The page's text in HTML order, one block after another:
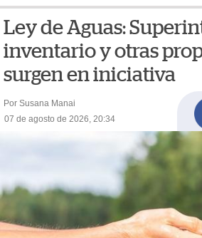
Ley de Aguas:
inventario y otras
surgen en iniciativa
Por Susana Manai
07 de agosto de 2026, 20:34